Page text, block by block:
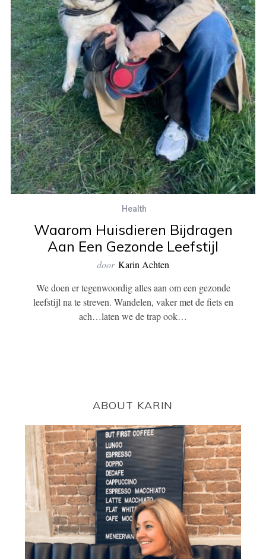
Health
Waarom Huisdieren Bijdragen
Aan Een Gezonde Leefstijl
door Karin Achten
We doen er tegenwoordig alles aan om een gezonde
leefstijl na te streven. Wandelen, vaker met de fiets en
ach…laten we de trap ook…
ABOUT KARIN